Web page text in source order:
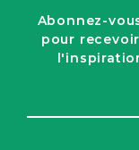
Abonnez-
pour
prénom